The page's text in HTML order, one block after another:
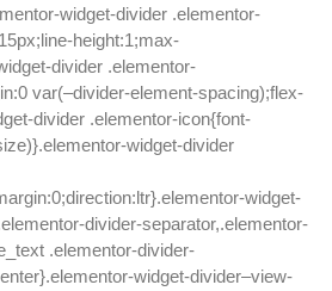
widget-divider .elementor-
height:1;max-
divider .elementor-
var(–divider-element-spacing);flex-
divider .elementor-icon{font-
widget-divider
widget-
divider-separator,.elementor-
.elementor-divider-
widget-divider–view-